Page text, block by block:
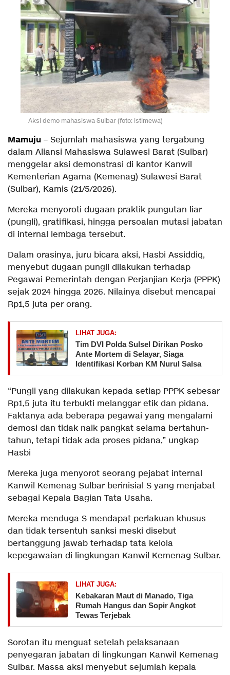
Aksi demo mahasiswa Sulbar (foto: istimewa)
Mamuju – Sejumlah mahasiswa yang tergabung
dalam Aliansi Mahasiswa Sulawesi Barat (Sulbar)
menggelar aksi demonstrasi di kantor Kanwil
Kementerian Agama (Kemenag) Sulawesi Barat
(Sulbar), Kamis (21/5/2026).
Mereka menyoroti dugaan praktik pungutan liar
(pungli), gratifikasi, hingga persoalan mutasi jabatan
di internal lembaga tersebut.
Dalam orasinya, juru bicara aksi, Hasbi Assiddiq,
menyebut dugaan pungli dilakukan terhadap
Pegawai Pemerintah dengan Perjanjian Kerja (PPPK)
sejak 2024 hingga 2026. Nilainya disebut mencapai
Rp1,5 juta per orang.
LIHAT JUGA:
Tim DVI Polda Sulsel Dirikan Posko
Ante Mortem di Selayar, Siaga
Identifikasi Korban KM Nurul Salsa
“Pungli yang dilakukan kepada setiap PPPK sebesar
Rp1,5 juta itu terbukti melanggar etik dan pidana.
Faktanya ada beberapa pegawai yang mengalami
demosi dan tidak naik pangkat selama bertahun-
tahun, tetapi tidak ada proses pidana,” ungkap
Hasbi
Mereka juga menyorot seorang pejabat internal
Kanwil Kemenag Sulbar berinisial S yang menjabat
sebagai Kepala Bagian Tata Usaha.
Mereka menduga S mendapat perlakuan khusus
dan tidak tersentuh sanksi meski disebut
bertanggung jawab terhadap tata kelola
kepegawaian di lingkungan Kanwil Kemenag Sulbar.
LIHAT JUGA:
Kebakaran Maut di Manado, Tiga
Rumah Hangus dan Sopir Angkot
Tewas Terjebak
Sorotan itu menguat setelah pelaksanaan
penyegaran jabatan di lingkungan Kanwil Kemenag
Sulbar. Massa aksi menyebut sejumlah kepala